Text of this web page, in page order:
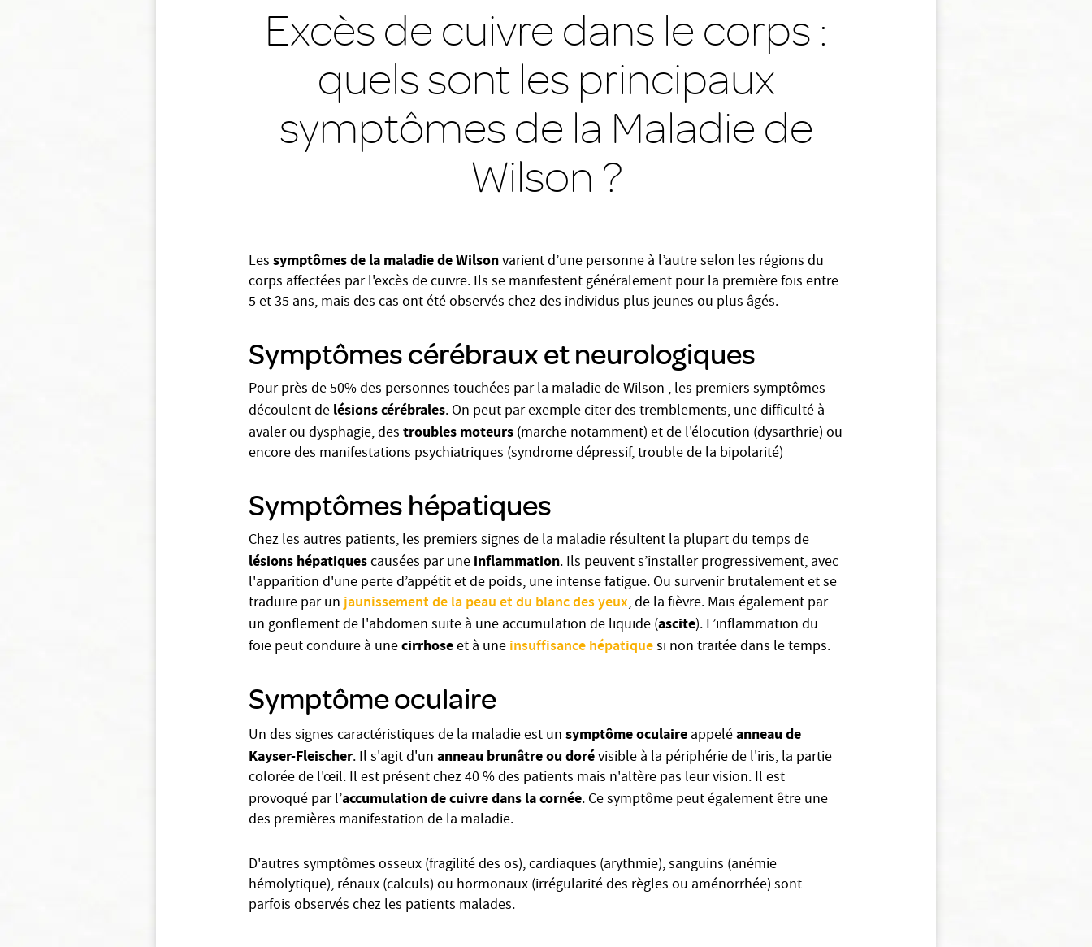
Excès de cuivre dans le corps :
quels sont les principaux
symptômes de la Maladie de
Wilson ?
Les symptômes de la maladie de Wilsonvarient d’une personne à l’autre selon les régions du
corps affectées par l'excès de cuivre. Ils se manifestent généralement pour la première fois entre
5 et 35 ans, mais des cas ont été observés chez des individus plus jeunes ou plus âgés.
Symptômes cérébraux et neurologiques
Pour près de 50% des personnes touchées par la maladie de Wilson , les premiers symptômes
découlent de lésions cérébrales. On peut par exemple citer des tremblements, une difficulté à
avaler ou dysphagie, des troubles moteurs (marche notamment) et de l'élocution (dysarthrie) ou
encore des manifestations psychiatriques (syndrome dépressif, trouble de la bipolarité)
Symptômes hépatiques
Chez les autres patients, les premiers signes de la maladie résultent la plupart du temps de
lésions hépatiquescausées par une inflammation. Ils peuvent s’installer progressivement, avec
l'apparition d'une perte d’appétit et de poids, une intense fatigue. Ou survenir brutalement et se
traduire par unjaunissement de la peau et du blanc des yeux, de la fièvre. Mais également par
un gonflement de l'abdomen suite à une accumulation de liquide (ascite). L’inflammation du
foie peut conduire à unecirrhoseet à uneinsuffisance hépatiquesi non traitée dans le temps.
Symptôme oculaire
Un des signes caractéristiques de la maladie est un symptôme oculaire appeléanneau de
Kayser-Fleischer. Il s'agit d'un anneau brunâtre ou dorévisible à la périphérie de l'iris, la partie
colorée de l'œil. Il est présent chez 40 % des patients mais n'altère pas leur vision. Il est
provoqué par l’accumulation de cuivre dans la cornée. Ce symptôme peut également être une
des premières manifestation de la maladie.
D'autres symptômes osseux (fragilité des os), cardiaques (arythmie), sanguins (anémie
hémolytique), rénaux (calculs) ou hormonaux (irrégularité des règles ou aménorrhée) sont
parfois observés chez les patients malades.